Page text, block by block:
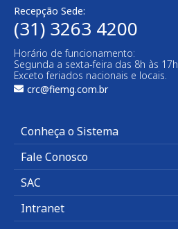
Recepção Sede:
(31) 3263 4200
Horário de funcionamento:
Segunda a sexta-feira das 8h às 17h
Exceto feriados nacionais e locais.
crc@fiemg.com.br
Conheça o Sistema
Fale Conosco
SAC
Intranet